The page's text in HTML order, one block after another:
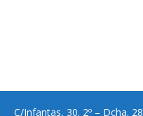
C/Infantas, 30. 2º – Dcha.